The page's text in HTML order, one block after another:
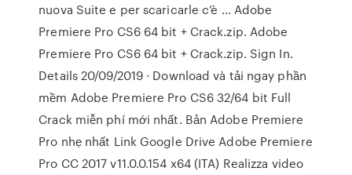
nuova Suite e per scaricarle c’è … Adobe
Premiere Pro CS6 64 bit + Crack.zip. Adobe
Premiere Pro CS6 64 bit + Crack.zip. Sign In.
Details 20/09/2019 · Download và tải ngay phần
mềm Adobe Premiere Pro CS6 32/64 bit Full
Crack miễn phí mới nhất. Bản Adobe Premiere
Pro nhẹ nhất Link Google Drive Adobe Premiere
Pro CC 2017 v11.0.0.154 x64 (ITA) Realizza video